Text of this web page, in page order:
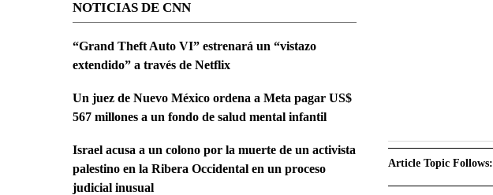
NOTICIAS DE CNN
“Grand Theft Auto VI” estrenará un “vistazo
extendido” a través de Netflix
Un juez de Nuevo México ordena a Meta pagar US$
567 millones a un fondo de salud mental infantil
Israel acusa a un colono por la muerte de un activista
palestino en la Ribera Occidental en un proceso
judicial inusual
Article Topic Follows: